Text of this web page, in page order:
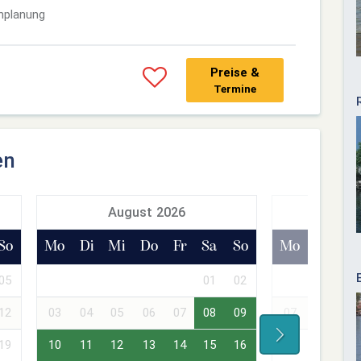
Preise &
Termine
05
12
19
August 2026
Mo Di Mi Do Fr Sa So
01 02
03 04 05 06 07 08 09
10 11 12 13 14 15 16
Mo
02
07 09